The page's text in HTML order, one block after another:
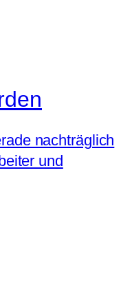
nachträglich
und